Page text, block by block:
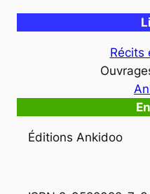
Récits
Éditions Ankidoo